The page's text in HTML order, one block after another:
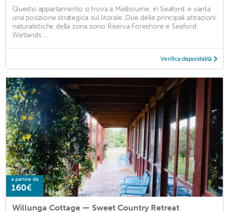
Questo appartamento si trova a Melbourne, in Seaford, e vanta
una posizione strategica sul litorale. Due delle principali attrazioni
naturalistiche della zona sono Riserva Foreshore e Seaford
Wetlands ...
Verifica disponibilità
a partire da
160€
Willunga Cottage — Sweet Country Retreat